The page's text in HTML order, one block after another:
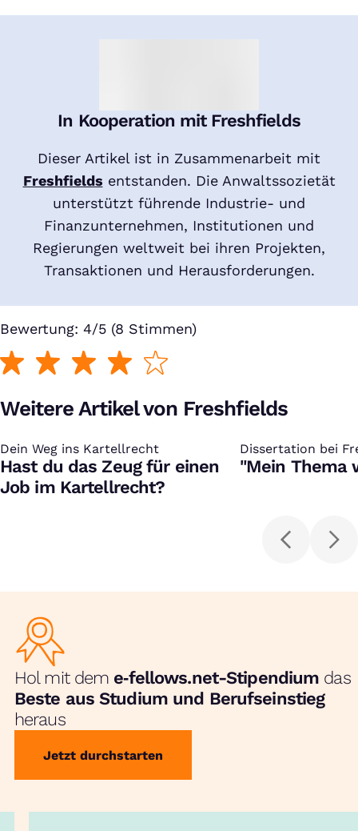
In Kooperation mit Freshfields
Dieser Artikel ist in Zusammenarbeit mit
Freshfields entstanden. Die Anwaltssozietät
unterstützt führende Industrie- und
Finanzunternehmen, Institutionen und
Regierungen weltweit bei ihren Projekten,
Transaktionen und Herausforderungen.
Bewertung: 4/5 (8 Stimmen)
Weitere Artikel von Freshfields
Dein Weg ins Kartellrecht
:
Hast du das Zeug für einen
Job im Kartellrecht?
Dissertation bei
:
"Mein Thema
Hol mit dem e‑fellows.net-Stipendium das
Beste aus Studium und Berufseinstieg
heraus
Jetzt durchstarten